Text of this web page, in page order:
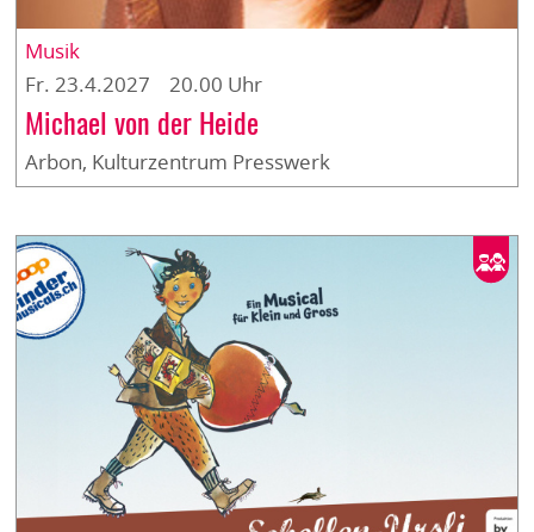
Musik
Fr. 23.4.2027 20.00 Uhr
Michael von der Heide
Arbon, Kulturzentrum Presswerk